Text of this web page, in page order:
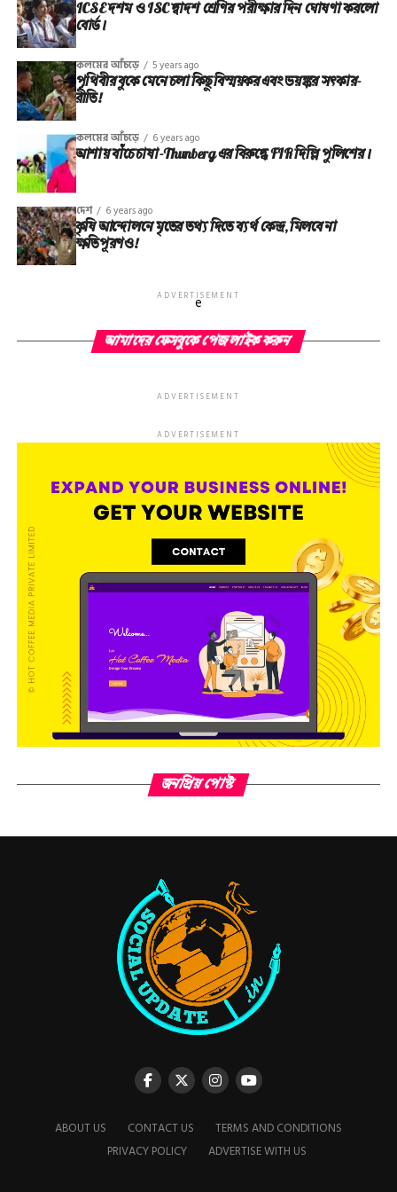
ICSE দশম ও ISC দ্বাদশ শ্রেণির পরীক্ষার দিন ঘোষণা করলো
বোর্ড।
কলমের আঁচড়ে 5 years ago
পৃথিবীর বুকে মেনে চলা কিছু বিস্ময়কর এবং ভয়ঙ্কর সত্‍কার-
রীতি!
কলমের আঁচড়ে 6 years ago
আশায় বাঁচে চাষা-Thunberg এর বিরুদ্ধে FIR দিল্লি পুলিশের।
দেশ 6 years ago
কৃষি আন্দোলনে মৃতের তথ‌্য দিতে ব্যর্থ কেন্দ্র, মিলবে না
ক্ষতিপূরণও!
ADVERTISEMENT
e
আমাদের ফেসবুকে পেজ লাইক করুন
ADVERTISEMENT
ADVERTISEMENT
জনপ্রিয় পোস্ট
ABOUT US CONTACT US
TERMS AND CONDITIONS
PRIVACY POLICY
ADVERTISE WITH US